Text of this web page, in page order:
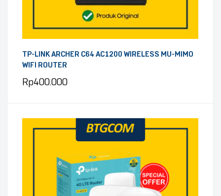
TP-LINK ARCHER C64 AC1200 WIRELESS MU-MIMO
WIFI ROUTER
Rp400.000